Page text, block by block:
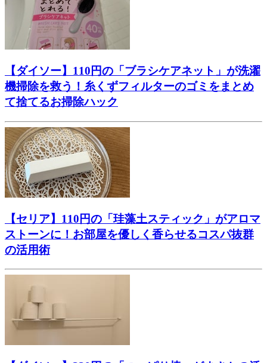
【ダイソー】110円の「ブラシケアネット」が洗濯
機掃除を救う！糸くずフィルターのゴミをまとめ
て捨てるお掃除ハック
【セリア】110円の「珪藻土スティック」がアロマ
ストーンに！お部屋を優しく香らせるコスパ抜群
の活用術